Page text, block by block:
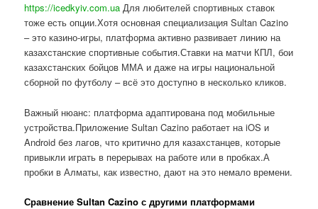
https://icedkyiv.com.ua Для любителей спортивных ставок
тоже есть опции.Хотя основная специализация Sultan Cazino
– это казино-игры, платформа активно развивает линию на
казахстанские спортивные события.Ставки на матчи КПЛ, бои
казахстанских бойцов ММА и даже на игры национальной
сборной по футболу – всё это доступно в несколько кликов.
Важный нюанс: платформа адаптирована под мобильные
устройства.Приложение Sultan Cazino работает на iOS и
Android без лагов, что критично для казахстанцев, которые
привыкли играть в перерывах на работе или в пробках.А
пробки в Алматы, как известно, дают на это немало времени.
Сравнение Sultan Cazino с другими платформами